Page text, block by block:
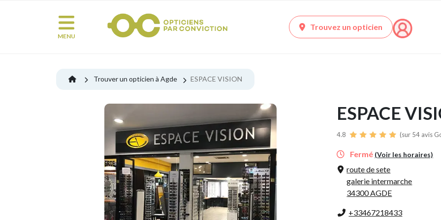
MENU
Trouvez un opticien
Trouver un opticien à Agde ESPACE VISION
ESPACE
4.8 (sur 54 avis
Fermé (Voir les horaires)
route de sete
galerie intermarche
34300 AGDE
+33467218433